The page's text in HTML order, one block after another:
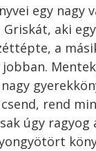
egy
aki
a
rend
úgy